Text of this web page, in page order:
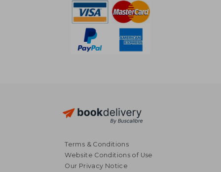
104,11 €
Terms & Conditions
Website Conditions of Use
Our Privacy Notice